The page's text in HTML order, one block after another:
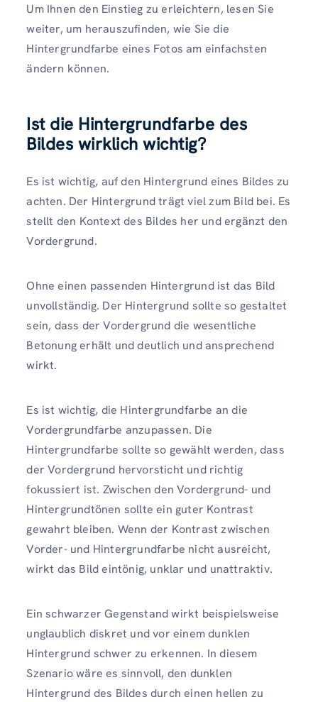
Um Ihnen den Einstieg zu erleichtern, lesen Sie
weiter, um herauszufinden, wie Sie die
Hintergrundfarbe eines Fotos am einfachsten
ändern können.
Ist die Hintergrundfarbe des
Bildes wirklich wichtig?
Es ist wichtig, auf den Hintergrund eines Bildes zu
achten. Der Hintergrund trägt viel zum Bild bei. Es
stellt den Kontext des Bildes her und ergänzt den
Vordergrund.
Ohne einen passenden Hintergrund ist das Bild
unvollständig. Der Hintergrund sollte so gestaltet
sein, dass der Vordergrund die wesentliche
Betonung erhält und deutlich und ansprechend
wirkt.
Es ist wichtig, die Hintergrundfarbe an die
Vordergrundfarbe anzupassen. Die
Hintergrundfarbe sollte so gewählt werden, dass
der Vordergrund hervorsticht und richtig
fokussiert ist. Zwischen den Vordergrund- und
Hintergrundtönen sollte ein guter Kontrast
gewahrt bleiben. Wenn der Kontrast zwischen
Vorder- und Hintergrundfarbe nicht ausreicht,
wirkt das Bild eintönig, unklar und unattraktiv.
Ein schwarzer Gegenstand wirkt beispielsweise
unglaublich diskret und vor einem dunklen
Hintergrund schwer zu erkennen. In diesem
Szenario wäre es sinnvoll, den dunklen
Hintergrund des Bildes durch einen hellen zu